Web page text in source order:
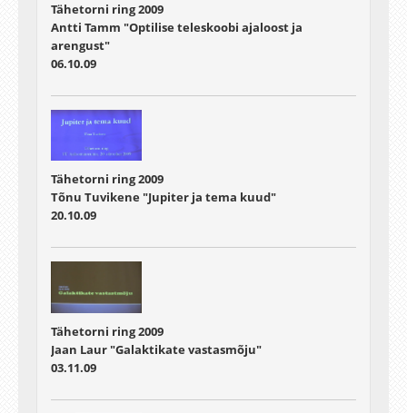
Tähetorni ring 2009
Antti Tamm "Optilise teleskoobi ajaloost ja
arengust"
06.10.09
Tähetorni ring 2009
Tõnu Tuvikene "Jupiter ja tema kuud"
20.10.09
Tähetorni ring 2009
Jaan Laur "Galaktikate vastasmõju"
03.11.09